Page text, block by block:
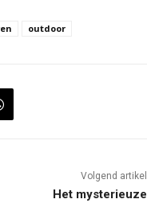
outdoor
Volgend artikel
Het mysterieuze